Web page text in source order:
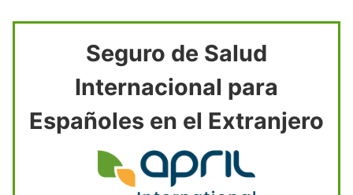
Seguro de Salud
Internacional para
Españoles en el Extranjero